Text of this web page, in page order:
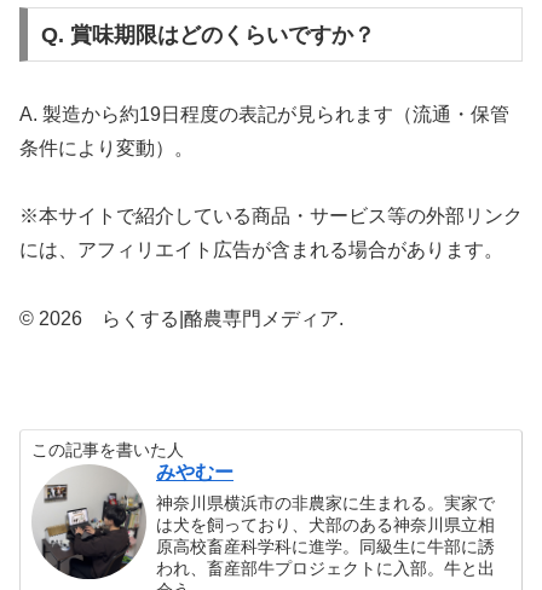
Q. 賞味期限はどのくらいですか？
A. 製造から約19日程度の表記が見られます（流通・保管
条件により変動）。
※本サイトで紹介している商品・サービス等の外部リンク
には、アフィリエイト広告が含まれる場合があります。
© 2026 らくする|酪農専門メディア.
この記事を書いた人
みやむー
神奈川県横浜市の非農家に生まれる。実家で
は犬を飼っており、犬部のある神奈川県立相
原高校畜産科学科に進学。同級生に牛部に誘
われ、畜産部牛プロジェクトに入部。牛と出